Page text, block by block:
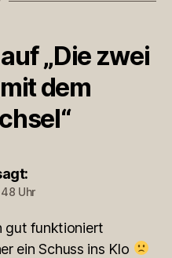
„Die zwei
dem
Uhr
gut funktioniert
ein Schuss ins Klo